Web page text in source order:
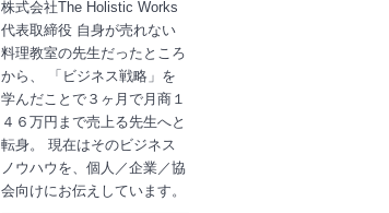
株式会社The Holistic Works
代表取締役 自身が売れない
料理教室の先生だったところ
から、 「ビジネス戦略」を
学んだことで３ヶ月で月商１
４６万円まで売上る先生へと
転身。 現在はそのビジネス
ノウハウを、個人／企業／協
会向けにお伝えしています。